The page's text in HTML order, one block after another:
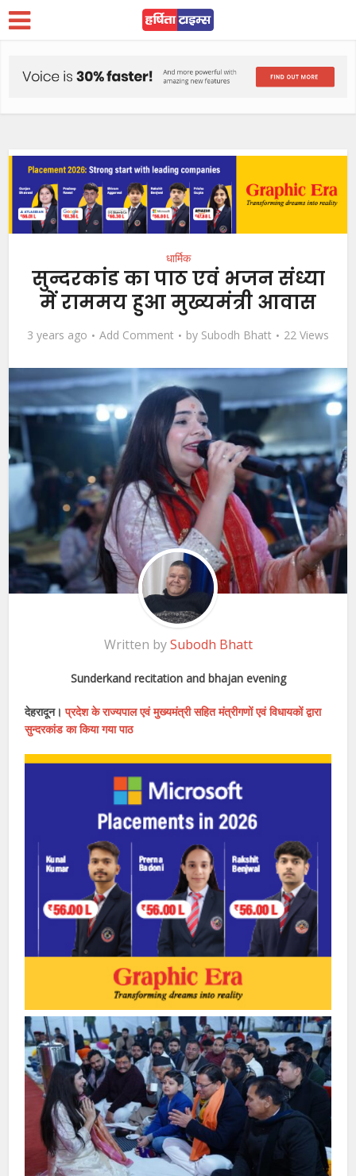
धार्मिक
सुन्दरकांड का पाठ एवं भजन संध्या
में राममय हुआ मुख्यमंत्री आवास
3 years ago Add Comment by Subodh Bhatt 22 Views
Written bySubodh Bhatt
Sunderkand recitation and bhajan evening
देहरादून। प्रदेश के राज्यपाल एवं मुख्यमंत्री सहित मंत्रीगणों एवं विधायकों द्वारा
सुन्दरकांड का किया गया पाठ